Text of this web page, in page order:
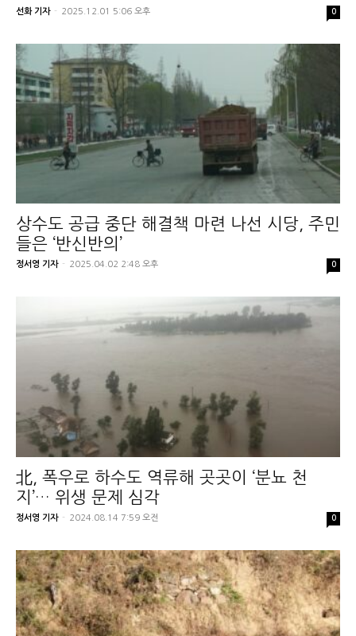
선화 기자 - 2025.12.01 5:06 오후 0
상수도 공급 중단 해결책 마련 나선 시당, 주민
들은 ‘반신반의’
정서영 기자 - 2025.04.02 2:48 오후 0
北, 폭우로 하수도 역류해 곳곳이 ‘분뇨 천
지’… 위생 문제 심각
정서영 기자 - 2024.08.14 7:59 오전 0